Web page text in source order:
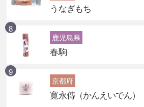
うなぎもち
鹿児島県
春駒
京都府
寛永傳（かんえいでん）